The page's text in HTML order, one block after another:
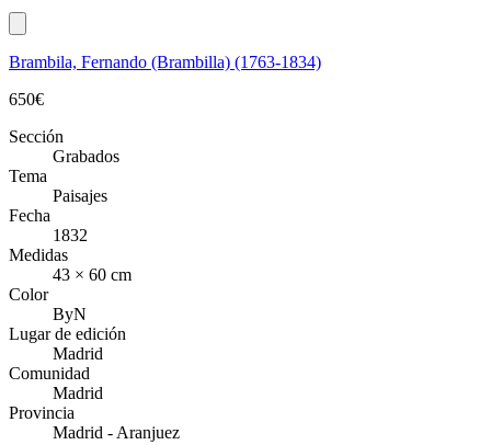
Brambila, Fernando (Brambilla) (1763-1834)
650€
Sección
Grabados
Tema
Paisajes
Fecha
1832
Medidas
43 × 60 cm
Color
ByN
Lugar de edición
Madrid
Comunidad
Madrid
Provincia
Madrid - Aranjuez